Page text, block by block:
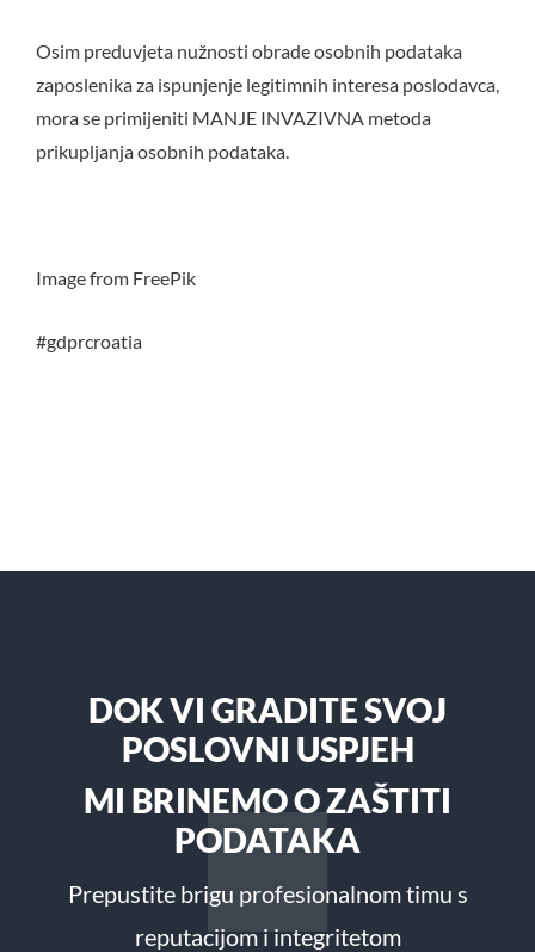
Osim preduvjeta nužnosti obrade osobnih podataka
zaposlenika za ispunjenje legitimnih interesa poslodavca,
mora se primijeniti MANJE INVAZIVNA metoda
prikupljanja osobnih podataka.
Image from FreePik
#gdprcroatia
DOK VI GRADITE SVOJ
POSLOVNI USPJEH
MI BRINEMO O ZAŠTITI
PODATAKA
Prepustite brigu profesionalnom timu s
reputacijom i integritetom